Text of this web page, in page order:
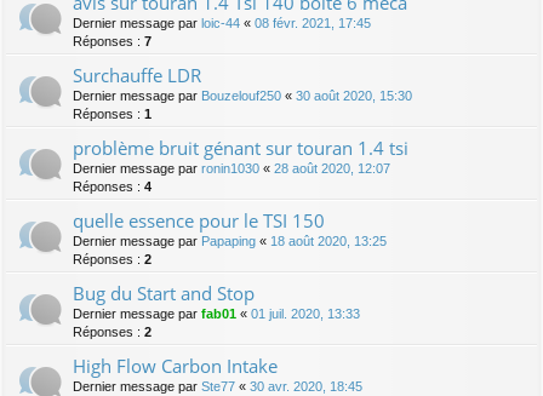
Dernier message par loic-44 « 08 févr. 2021, 17:45
Réponses : 7
Surchauffe LDR
Dernier message par Bouzelouf250 « 30 août 2020, 15:30
Réponses : 1
problème bruit génant sur touran 1.4 tsi
Dernier message par ronin1030 « 28 août 2020, 12:07
Réponses : 4
quelle essence pour le TSI 150
Dernier message par Papaping « 18 août 2020, 13:25
Réponses : 2
Bug du Start and Stop
Dernier message par fab01 « 01 juil. 2020, 13:33
Réponses : 2
High Flow Carbon Intake
Dernier message par Ste77 « 30 avr. 2020, 18:45